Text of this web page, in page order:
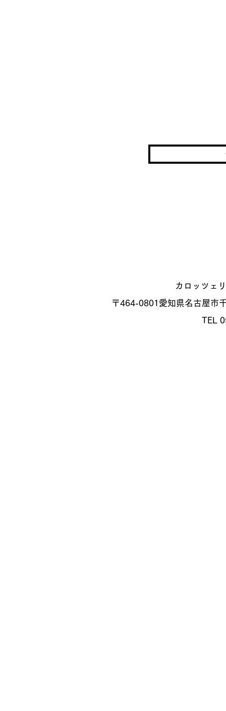
カロッツェ
〒464-0801 愛知県名古屋市
TEL